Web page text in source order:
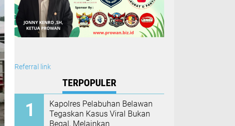
Referral link
TERPOPULER
Kapolres Pelabuhan Belawan
Tegaskan Kasus Viral Bukan
Begal, Melainkan